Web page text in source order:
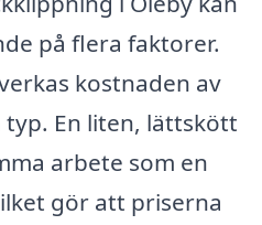
på flera faktorer.
kostnaden av
typ. En liten, lättskött
arbete som en
gör att priserna